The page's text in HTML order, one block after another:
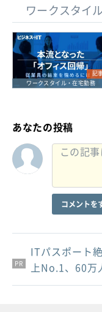
ワークスタイ
記
ワークスタイル・在宅勤務
あなたの投稿
コメントを
PR
PR
PR
ITパスポート
上No.1、60万